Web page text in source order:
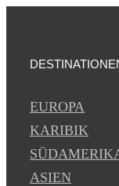
EUROPA
KARIBIK
ASIEN